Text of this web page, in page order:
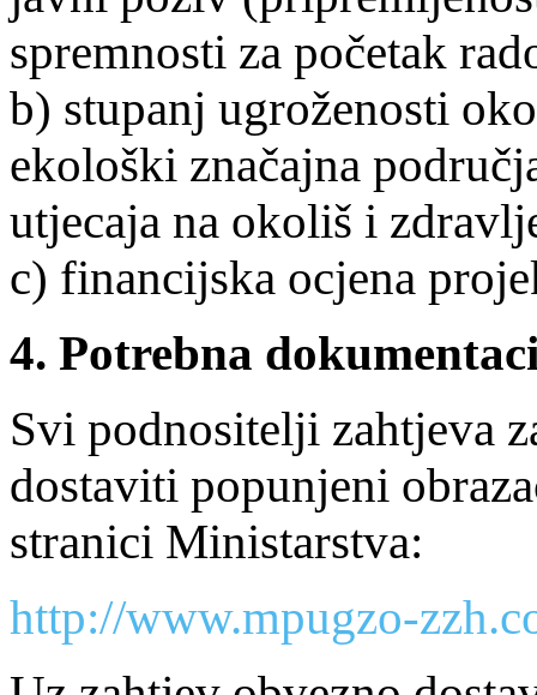
spremnosti za početak
b) stupanj ugroženosti
ekološki značajna
utjecaja na okoliš i
c) financijska ocjena
4. Potrebna
Svi podnositelji zahtjeva
dostaviti popunjeni
stranici Ministarstva:
http://www.mpugzo-